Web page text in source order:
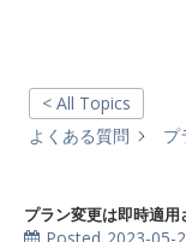
< All Topics
よくある質問
プ
プラン変更は即時適用